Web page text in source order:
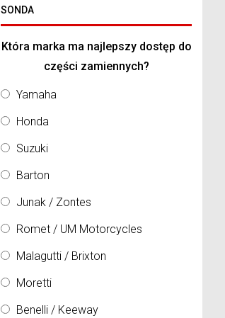
SONDA
Która marka ma najlepszy dostęp do
części zamiennych?
Yamaha
Honda
Suzuki
Barton
Junak / Zontes
Romet / UM Motorcycles
Malagutti / Brixton
Moretti
Benelli / Keeway